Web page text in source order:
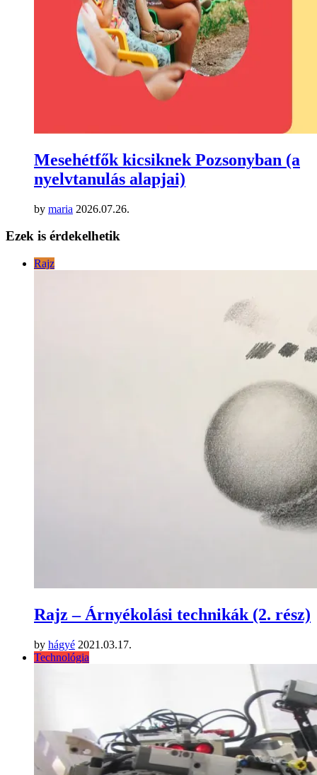
Mesehétfők kicsiknek Pozsonyban (a
nyelvtanulás alapjai)
by maria 2026.07.26.
Ezek is érdekelhetik
Rajz
Rajz – Árnyékolási technikák (2. rész)
by hágyé 2021.03.17.
Technológia